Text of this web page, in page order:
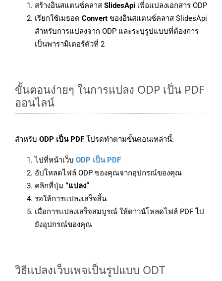
สร้างอินสแตนซ์คลาส SlidesApi เพื่อแปลงเอกสาร ODP
เรียกใช้เมธอด Convert ของอินสแตนซ์คลาส SlidesApi
สำหรับการแปลงจาก ODP และระบุรูปแบบที่ต้องการ
เป็นพารามิเตอร์ตัวที่ 2
ขั้นตอนง่ายๆ ในการแปลง ODP เป็น PDF
ออนไลน์
สำหรับ ODP เป็น PDF โปรดทำตามขั้นตอนเหล่านี้:
ไปที่หน้าเว็บ ODP เป็น PDF
อัปโหลดไฟล์ ODP ของคุณจากอุปกรณ์ของคุณ
คลิกที่ปุ่ม “แปลง”
รอให้การแปลงเสร็จสิ้น
เมื่อการแปลงเสร็จสมบูรณ์ ให้ดาวน์โหลดไฟล์ PDF ไป
ยังอุปกรณ์ของคุณ
วิธีแปลงเว็บเพจเป็นรูปแบบ ODT